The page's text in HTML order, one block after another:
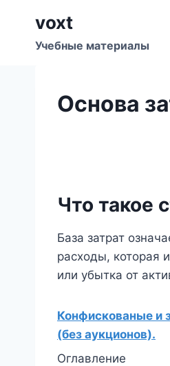
содержимому
voxt
Учебные материалы
Основа
Что такое
База затрат
расходы, которая
или убытка от
Конфискованые и
(без аукционов).
Оглавление